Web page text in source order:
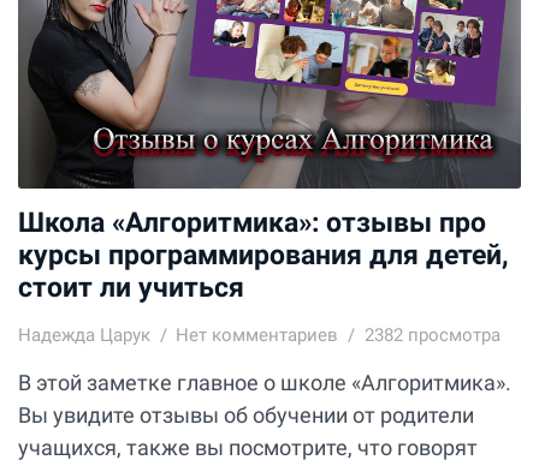
Школа «Алгоритмика»: отзывы про
курсы программирования для детей,
стоит ли учиться
Надежда Царук Нет комментариев 2382 просмотра
В этой заметке главное о школе «Алгоритмика».
Вы увидите отзывы об обучении от родители
учащихся, также вы посмотрите, что говорят